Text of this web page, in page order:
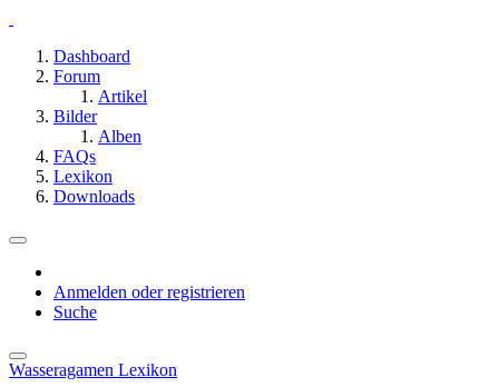
Dashboard
Forum
Artikel
Bilder
Alben
FAQs
Lexikon
Downloads
Anmelden oder registrieren
Suche
Wasseragamen Lexikon